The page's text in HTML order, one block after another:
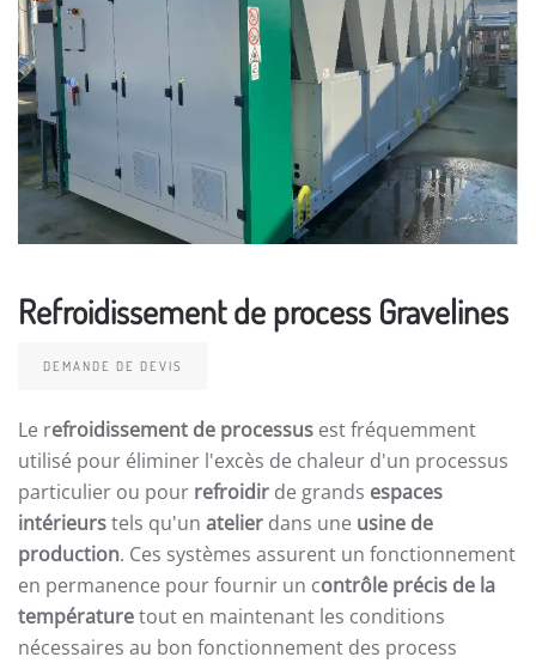
Refroidissement de process Gravelines
DEMANDE DE DEVIS
Le refroidissement de processus est fréquemment
utilisé pour éliminer l'excès de chaleur d'un processus
particulier ou pour refroidir de grands espaces
intérieurstels qu'un atelier dans une usine de
production. Ces systèmes assurent un fonctionnement
en permanence pour fournir un contrôle précis de la
températuretout en maintenant les conditions
nécessaires au bon fonctionnement des process